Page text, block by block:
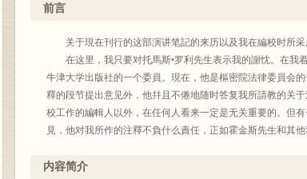
时适当介绍当代具有定评的各派代表作品。幸赖著译界鼎力
学人所熟知，毋需赘述。这些译本过去以单行本印行，难见
查考，又利于文化积累。为此，我们从1981年至2000年先
2004年底出版至四百种。今后在积累单本著作的基础上仍将
体例也不完全统一，凡是原来译本可用的序跋，都一仍其旧
析态度去研读这些著作，汲取其对我有用的精华，剔除其不
界、著译界给我们批评、建议，帮助我们把这套丛书出好。
前言
关于現在刊行的这部演讲笔記的来历以及我在編校时所采
在这里，我只要对托馬斯•罗利先生表示我的謝忱。在我
牛津大学出版社的一个委員。現在，他是樞密院法律委員会
釋的段节提出意见外，他幷且不倦地随时答复我所請教的关
校工作的編輯人以外，在任何人看来一定是无关重要的。但
見，他对我所作的注釋不負什么責任，正如霍金斯先生和其他
1896年8月于
内容简介